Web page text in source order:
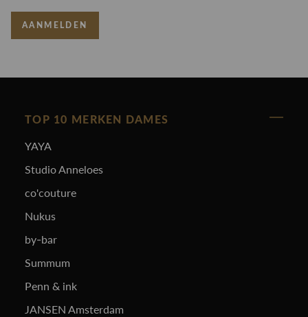
AANMELDEN
TOP 10 MERKEN DAMES
YAYA
Studio Anneloes
co'couture
Nukus
by-bar
Summum
Penn & ink
JANSEN Amsterdam